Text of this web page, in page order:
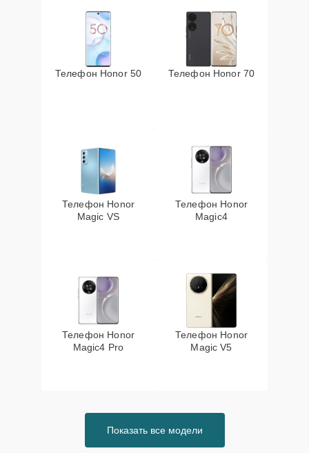
Телефон Honor 50 Телефон Honor 70
Телефон Honor
Magic VS
Телефон Honor
Magic4
Телефон Honor
Magic4 Pro
Телефон Honor
Magic V5
Показать все модели